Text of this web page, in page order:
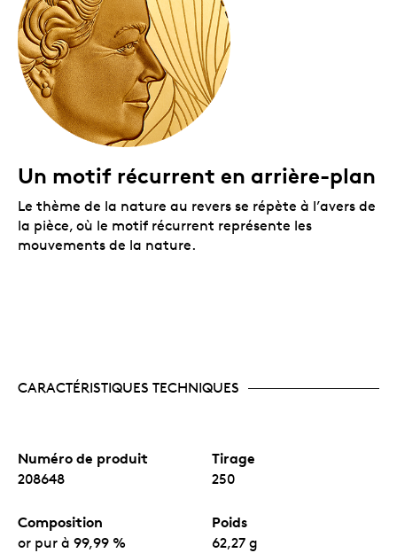
Un motif récurrent en arrière-plan
Le thème de la nature au revers se répète à l’avers de
la pièce, où le motif récurrent représente les
mouvements de la nature.
CARACTÉRISTIQUES TECHNIQUES
Numéro de produit
208648
Tirage
250
Composition
or pur à 99,99 %
Poids
62,27 g